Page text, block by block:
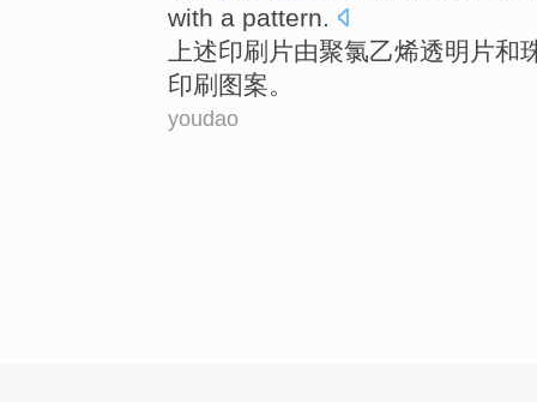
with a pattern.
上述印刷 片由聚氯乙烯透明 片和
印刷 图案。
youdao